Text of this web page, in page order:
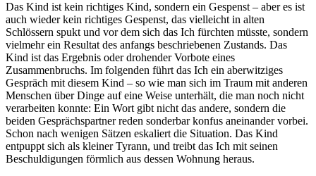
Das Kind ist kein richtiges Kind, sondern ein Gespenst – aber es ist
auch wieder kein richtiges Gespenst, das vielleicht in alten
Schlössern spukt und vor dem sich das Ich fürchten müsste, sondern
vielmehr ein Resultat des anfangs beschriebenen Zustands. Das
Kind ist das Ergebnis oder drohender Vorbote eines
Zusammenbruchs. Im folgenden führt das Ich ein aberwitziges
Gespräch mit diesem Kind – so wie man sich im Traum mit anderen
Menschen über Dinge auf eine Weise unterhält, die man noch nicht
verarbeiten konnte: Ein Wort gibt nicht das andere, sondern die
beiden Gesprächspartner reden sonderbar konfus aneinander vorbei.
Schon nach wenigen Sätzen eskaliert die Situation. Das Kind
entpuppt sich als kleiner Tyrann, und treibt das Ich mit seinen
Beschuldigungen förmlich aus dessen Wohnung heraus.